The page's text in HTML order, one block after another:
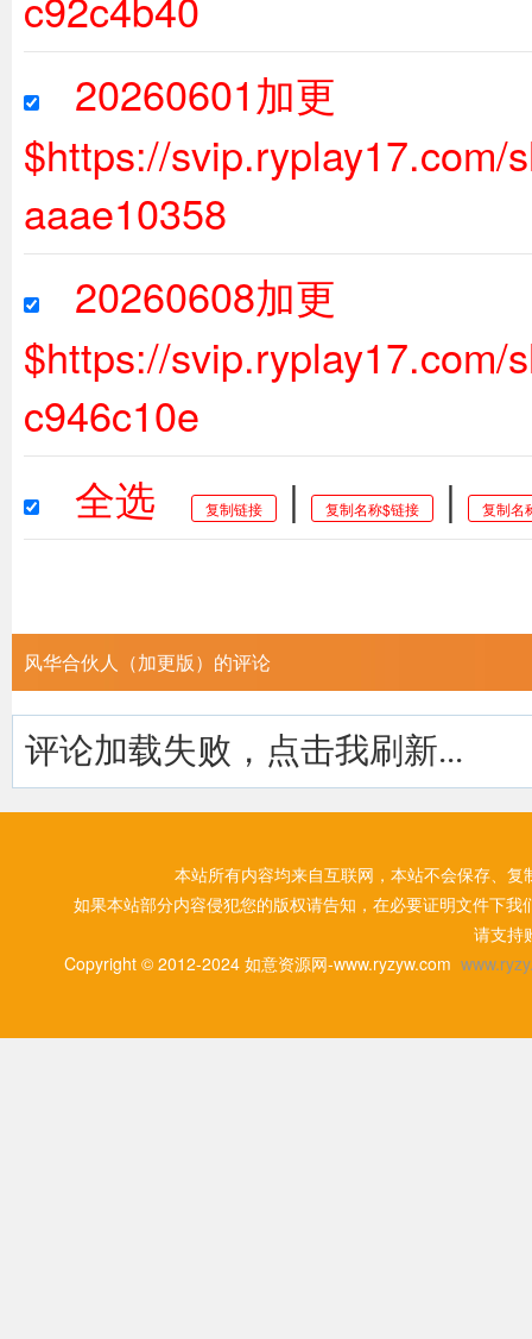
20260601加更
$https://svip.ryplay17.com/
aaae10358
20260608加更
$https://svip.ryplay17.com/
c946c10e
全选
复制链接 | 复制名称$链接 | 复制名
风华合伙人（加更版）的评论
评论加载失败，点击我刷新...
本站所有内容均来自互联网，本站不会保存、
如果本站部分内容侵犯您的版权请告知，在必要证明文件下
请支持
Copyright © 2012-2024 如意资源网-www.ryzyw.com